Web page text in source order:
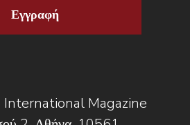
Εγγραφή
International Magazine